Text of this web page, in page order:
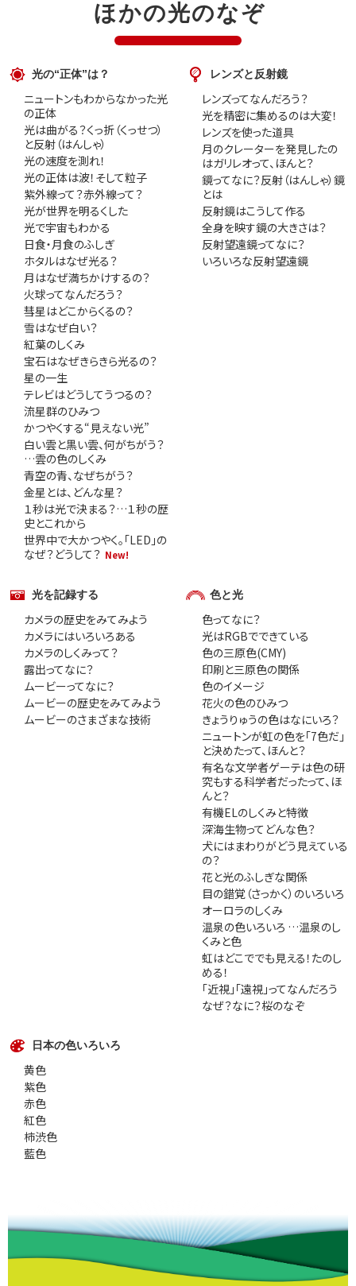
ほかの光のなぞ
光の“正体”は？
ニュートンもわからなかった光
の正体
光は曲がる？くっ折（くっせつ）
と反射（はんしゃ）
光の速度を測れ！
光の正体は波！そして粒子
紫外線って？赤外線って？
光が世界を明るくした
光で宇宙もわかる
日食・月食のふしぎ
ホタルはなぜ光る？
月はなぜ満ちかけするの？
火球ってなんだろう？
彗星はどこからくるの？
雪はなぜ白い？
紅葉のしくみ
宝石はなぜきらきら光るの？
星の一生
テレビはどうしてうつるの？
流星群のひみつ
かつやくする“見えない光”
白い雲と黒い雲、何がちがう？
…雲の色のしくみ
青空の青、なぜちがう？
金星とは、どんな星？
１秒は光で決まる？…１秒の歴
史とこれから
世界中で大かつやく。「LED」の
なぜ？どうして？ New!
レンズと反射鏡
レンズってなんだろう？
光を精密に集めるのは大変！
レンズを使った道具
月のクレーターを発見したの
はガリレオって、ほんと？
鏡ってなに？反射（はんしゃ）鏡
とは
反射鏡はこうして作る
全身を映す鏡の大きさは？
反射望遠鏡ってなに？
いろいろな反射望遠鏡
光を記録する
カメラの歴史をみてみよう
カメラにはいろいろある
カメラのしくみって？
露出ってなに？
ムービーってなに？
ムービーの歴史をみてみよう
ムービーのさまざまな技術
色と光
色ってなに？
光はRGBでできている
色の三原色(CMY)
印刷と三原色の関係
色のイメージ
花火の色のひみつ
きょうりゅうの色はなにいろ？
ニュートンが虹の色を「7色だ」
と決めたって、ほんと？
有名な文学者ゲーテは色の研
究もする科学者だったって、ほ
んと？
有機ELのしくみと特徴
深海生物ってどんな色？
犬にはまわりがどう見えている
の？
花と光のふしぎな関係
目の錯覚（さっかく）のいろいろ
オーロラのしくみ
温泉の色いろいろ …温泉のし
くみと色
虹はどこででも見える！たのし
める！
「近視」「遠視」ってなんだろう
なぜ？なに？桜のなぞ
日本の色いろいろ
黄色
紫色
赤色
紅色
柿渋色
藍色